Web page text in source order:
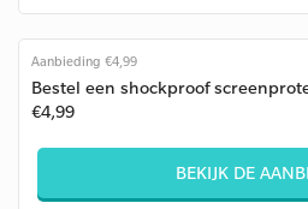
Aanbieding €4,99
Bestel een shockproof
€4,99
BEKIJK DE